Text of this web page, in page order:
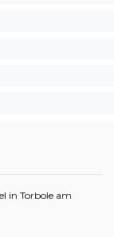
in Torbole am